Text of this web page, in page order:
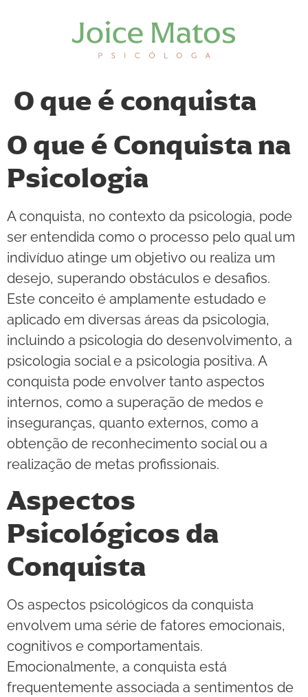
O que é conquista
O que é Conquista na
Psicologia
A conquista, no contexto da psicologia, pode
ser entendida como o processo pelo qual um
indivíduo atinge um objetivo ou realiza um
desejo, superando obstáculos e desafios.
Este conceito é amplamente estudado e
aplicado em diversas áreas da psicologia,
incluindo a psicologia do desenvolvimento, a
psicologia social e a psicologia positiva. A
conquista pode envolver tanto aspectos
internos, como a superação de medos e
inseguranças, quanto externos, como a
obtenção de reconhecimento social ou a
realização de metas profissionais.
Aspectos
Psicológicos da
Conquista
Os aspectos psicológicos da conquista
envolvem uma série de fatores emocionais,
cognitivos e comportamentais.
Emocionalmente, a conquista está
frequentemente associada a sentimentos de